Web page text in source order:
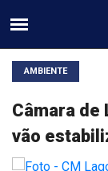
AMBIENTE
Câmara de
vão